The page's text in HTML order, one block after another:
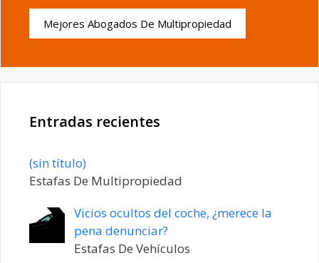
Mejores Abogados De Multipropiedad
Entradas recientes
(sin título)Entrada
20198
Estafas De Multipropiedad
Vicios ocultos del coche, ¿merece la
pena denunciar?
Estafas De Vehículos